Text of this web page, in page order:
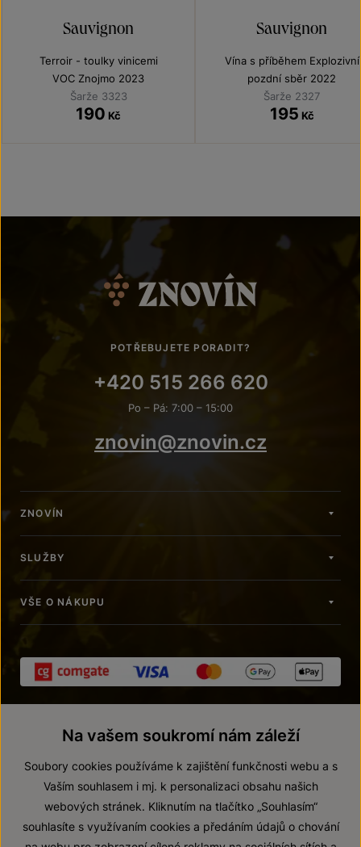
Sauvignon
Terroir - toulky vinicemi
VOC Znojmo 2023
Šarže 3323
190 Kč
Sauvignon
Vína s příběhem Explozivní
Sauvignony
pozdní sběr 2022
Šarže 2327
195 Kč
POTŘEBUJETE PORADIT?
+420 515 266 620
Po – Pá: 7:00 – 15:00
znovin@znovin.cz
ZNOVÍN
SLUŽBY
VŠE O NÁKUPU
© 2026 ZNOVÍN ZNOJMO, a. s.
Na vašem soukromí nám záleží
Soubory cookies používáme k zajištění funkčnosti webu a s
Vaším souhlasem i mj. k personalizaci obsahu našich
webových stránek. Kliknutím na tlačítko „Souhlasím“
souhlasíte s využívaním cookies a předáním údajů o chování